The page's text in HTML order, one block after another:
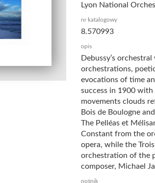
Lyon National
nr katalogowy
8.570993
opis
Debussy’s
orchestrations,
evocations of time
success in 1900
movements clouds
Bois de Boulogne
The Pelléas et
Constant from the
opera, while the
orchestration of the
composer, Michael
nośnik